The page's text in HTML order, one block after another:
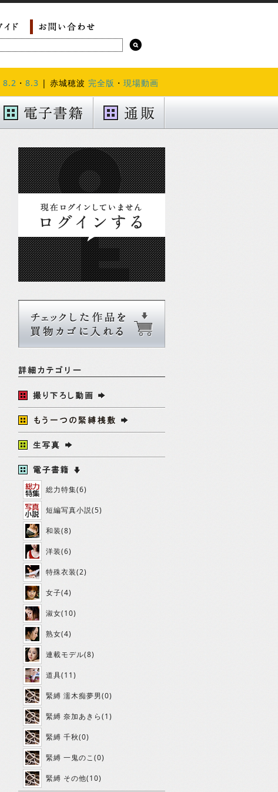
8.2 ・ 8.3 | 赤城穂波 完全版 ・ 現場動画
総力特集(6)
短編写真小説(5)
和装(8)
洋装(6)
特殊衣装(2)
女子(4)
淑女(10)
熟女(4)
連載モデル(8)
道具(11)
緊縛 濡木痴夢男(0)
緊縛 奈加あきら(1)
緊縛 千秋(0)
緊縛 一鬼のこ(0)
緊縛 その他(10)